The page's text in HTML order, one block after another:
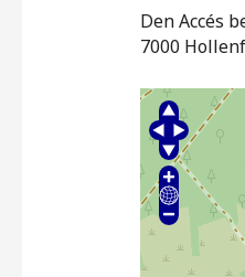
Den Accés
7000